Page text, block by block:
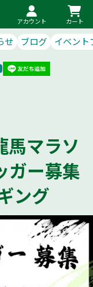
アカウント カート
せ ブログ イベント
馬マラソ
ガー募集
ング